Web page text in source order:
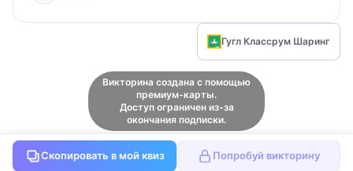
Гугл Классрум Шаринг
Викторина создана с помощью
премиум-карты.
Доступ ограничен из-за
окончания подписки.
Скопировать в мой квиз Попробуй викторину